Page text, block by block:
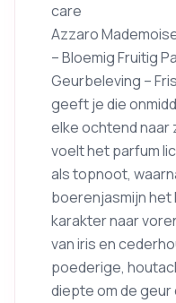
care
Azzaro
– Bloemig Fruitig
Geurbeleving –
geeft je die
elke ochtend naar
voelt het parfum
als topnoot,
boerenjasmijn het
karakter naar
van iris en
poederige,
diepte om de geur